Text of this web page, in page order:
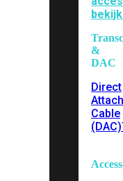
&
DAC
Direct
Attach
Cable
(DAC)